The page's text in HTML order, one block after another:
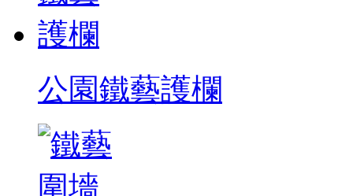
公園鐵藝護欄